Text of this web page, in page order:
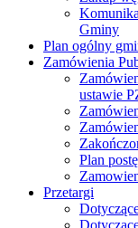
Gminy
Plan ogólny
Zamówienia
ustawie
Plan
Przetargi